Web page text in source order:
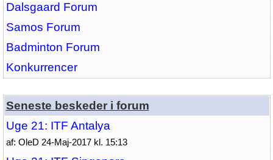
Dalsgaard Forum
Samos Forum
Badminton Forum
Konkurrencer
Seneste beskeder i forum
Uge 21: ITF Antalya
af: OleD 24-Maj-2017 kl. 15:13